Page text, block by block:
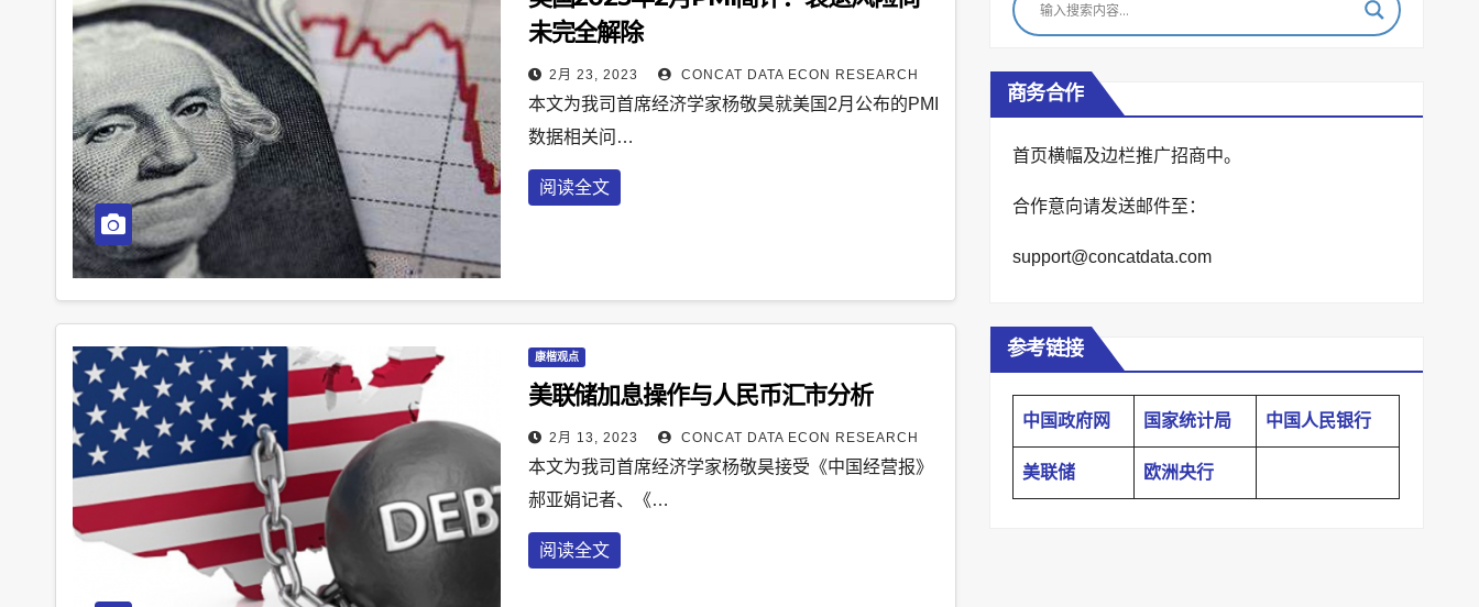
未完全解除
2月 23, 2023 CONCAT DATA ECON RESEARCH
本文为我司首席经济学家杨敬昊就美国2月公布的PMI
数据相关问…
阅读全文
康楷观点
美联储加息操作与人民币汇市分析
2月 13, 2023 CONCAT DATA ECON RESEARCH
本文为我司首席经济学家杨敬昊接受《中国经营报》
郝亚娟记者、《…
阅读全文
商务合作
首页横幅及边栏推广招商中。
合作意向请发送邮件至：
support@concatdata.com
参考链接
中国政府网 国家统计局 中国人民银行
美联储 欧洲央行